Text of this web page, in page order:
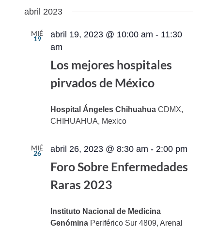
abril 2023
MIÉ
19 abril 19, 2023 @ 10:00 am - 11:30
am
Los mejores hospitales
pirvados de México
Hospital Ángeles Chihuahua CDMX,
CHIHUAHUA, Mexico
MIÉ
26 abril 26, 2023 @ 8:30 am - 2:00 pm
Foro Sobre Enfermedades
Raras 2023
Instituto Nacional de Medicina
Genómina Periférico Sur 4809, Arenal